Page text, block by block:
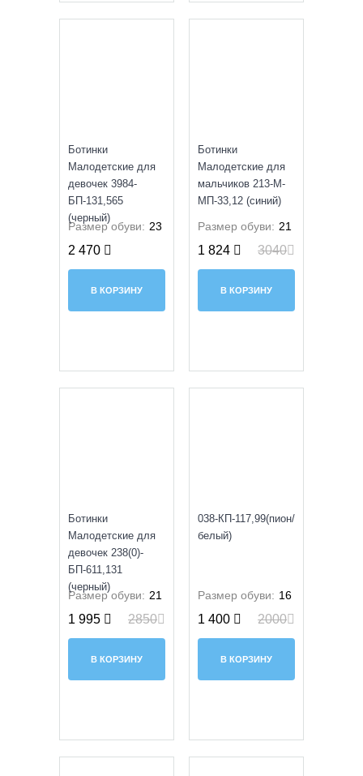
Ботинки
Малодетские для
девочек 3984-
БП-131,565
(черный)
Размер обуви: 23
2 470
В КОРЗИНУ
Ботинки
Малодетские для
мальчиков 213-М-
МП-33,12 (синий)
Размер обуви: 21
1 824 3040
В КОРЗИНУ
Ботинки
Малодетские для
девочек 238(0)-
БП-611,131
(черный)
Размер обуви: 21
1 995 2850
В КОРЗИНУ
038-КП-117,99(пион/
белый)
Размер обуви: 16
1 400 2000
В КОРЗИНУ